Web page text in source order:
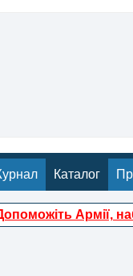
Каталог
Армії,